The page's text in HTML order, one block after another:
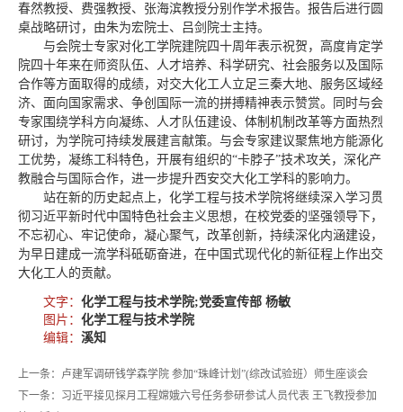
春然教授、费强教授、张海滨教授分别作学术报告。报告后进行圆
桌战略研讨，由朱为宏院士、吕剑院士主持。
与会院士专家对化工学院建院四十周年表示祝贺，高度肯定学
院四十年来在师资队伍、人才培养、科学研究、社会服务以及国际
合作等方面取得的成绩，对交大化工人立足三秦大地、服务区域经
济、面向国家需求、争创国际一流的拼搏精神表示赞赏。同时与会
专家围绕学科方向凝练、人才队伍建设、体制机制改革等方面热烈
研讨，为学院可持续发展建言献策。与会专家建议聚焦地方能源化
工优势，凝练工科特色，开展有组织的“卡脖子”技术攻关，深化产
教融合与国际合作，进一步提升西安交大化工学科的影响力。
站在新的历史起点上， 化学工程与技术学院将继续深入学习贯
彻习近平新时代中国特色社会主义思想，在校党委的坚强领导下，
不忘初心、牢记使命，凝心聚气，改革创新，持续深化内涵建设，
为早日建成一流学科砥砺奋进，在中国式现代化的新征程上作出交
大化工人的贡献。
文字： 化学工程与技术学院;党委宣传部 杨敏
图片： 化学工程与技术学院
编辑： 溪知
上一条：卢建军调研钱学森学院 参加“珠峰计划”(综改试验班）师生座谈会
下一条：习近平接见探月工程嫦娥六号任务参研参试人员代表 王飞教授参加